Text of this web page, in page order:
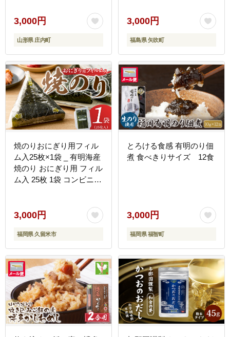
3,000円
山形県 庄内町
3,000円
福島県 矢吹町
焼のりおにぎり用フィル
ム入25枚×1袋 _ 有明海産
焼のり おにぎり用 フィル
ム入 25枚 1袋 コンビニ風
赤外線焼き 旨み 衛生管理
安心 加工品 お取り寄せ
グルメ お取り寄せグルメ
福岡県 久留米市 送料無料
_Cs416-01
3,000円
福岡県 久留米市
とろける食感 有明のり佃
煮 食べきりサイズ 12食
3,000円
福岡県 福智町